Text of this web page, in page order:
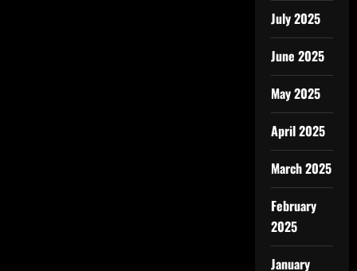
July 2025
June 2025
May 2025
April 2025
March 2025
February
2025
January